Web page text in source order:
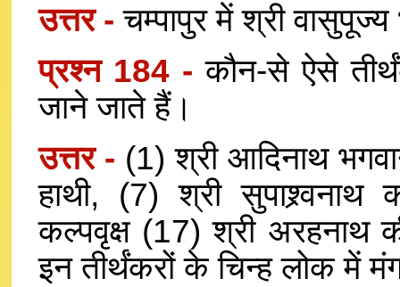
उत्तर -चम्पापुर में श्री
प्रश्न 184 -कौन-से ऐसे
जाने जाते हैं।
उत्तर - (1) श्री आदिनाथ
हाथी, (7) श्री
कल्पवृक्ष (17) श्री अरहनाथ
इन तीर्थंकरों के चिन्ह लोक में